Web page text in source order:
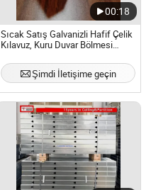
00:18
Sıcak Satış Galvanizli Hafif Çelik
Kılavuz, Kuru Duvar Bölmesi
Ray
Şimdi İletişime geçin